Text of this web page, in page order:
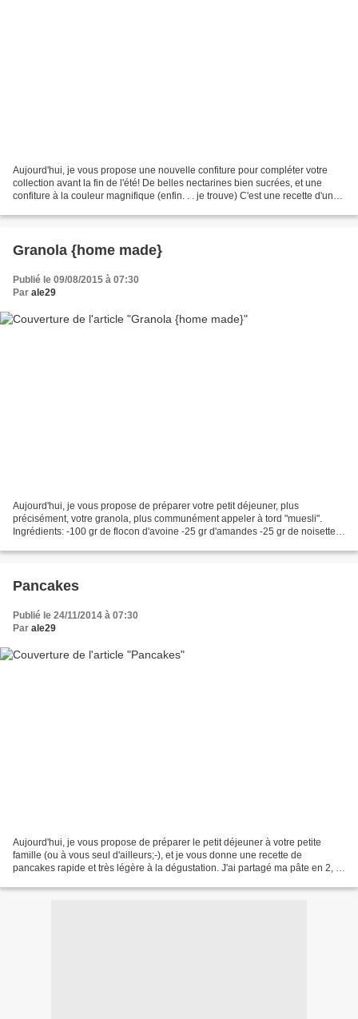
Aujourd'hui, je vous propose une nouvelle confiture pour compléter votre
collection avant la fin de l'été! De belles nectarines bien sucrées, et une
confiture à la couleur magnifique (enfin. . . je trouve) C'est une recette d'une
Granola {home made}
Publié le 09/08/2015 à 07:30
Par ale29
Aujourd'hui, je vous propose de préparer votre petit déjeuner, plus
précisément, votre granola, plus communément appeler à tord "muesli".
Ingrédients: -100 gr de flocon d'avoine -25 gr d'amandes -25 gr de noisettes
Pancakes
Publié le 24/11/2014 à 07:30
Par ale29
Aujourd'hui, je vous propose de préparer le petit déjeuner à votre petite
famille (ou à vous seul d'ailleurs;-), et je vous donne une recette de
pancakes rapide et très légère à la dégustation. J'ai partagé ma pâte en 2, et